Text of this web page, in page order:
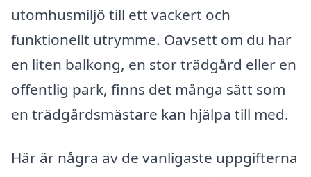
utomhusmiljö till ett vackert och
funktionellt utrymme. Oavsett om du har
en liten balkong, en stor trädgård eller en
offentlig park, finns det många sätt som
en trädgårdsmästare kan hjälpa till med.
Här är några av de vanligaste uppgifterna